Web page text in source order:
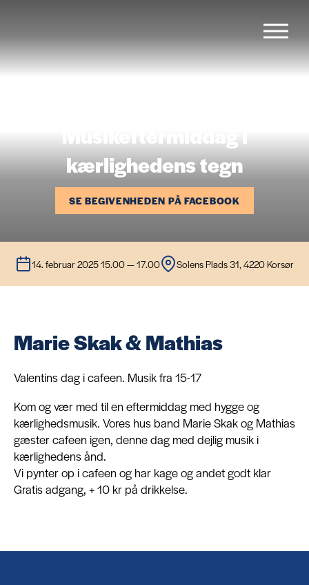
Menu
Begivenheder
Cafévogn
Om
Kontakt
Musikeftermiddag i
kærlighedens tegn
SE BEGIVENHEDEN PÅ FACEBOOK
14. februar 2025 15.00 — 17.00 Solens Plads 31, 4220 Korsør
Marie Skak & Mathias
Valentins dag i cafeen. Musik fra 15-17
Kom og vær med til en eftermiddag med hygge og
kærlighedsmusik. Vores hus band Marie Skak og Mathias
gæster cafeen igen, denne dag med dejlig musik i
kærlighedens ånd.
Vi pynter op i cafeen og har kage og andet godt klar
Gratis adgang, + 10 kr på drikkelse.